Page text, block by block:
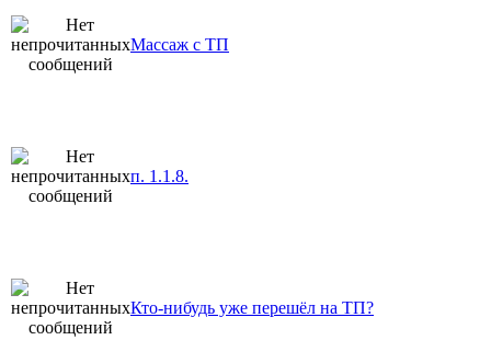
Массаж с ТП
п. 1.1.8.
Кто-нибудь уже перешёл на ТП?